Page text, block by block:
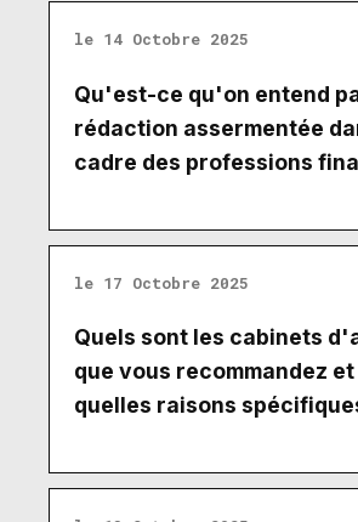
le 14 Octobre 2025
Qu'est-ce qu'on entend
rédaction assermentée
cadre des professions
le 17 Octobre 2025
Quels sont les cabinets
que vous recommandez
quelles raisons